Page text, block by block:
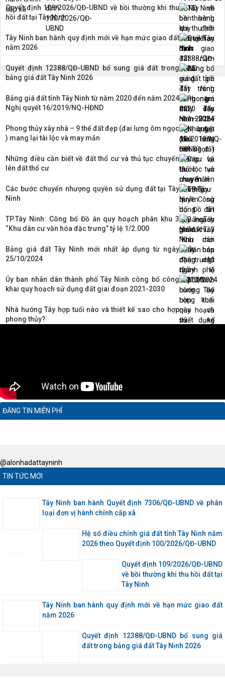
Quyết định 109/2026/QĐ-UBND về bồi thường khi thu
hồi đất tại Tây Ninh
Tây Ninh ban hành quy định mới về hạn mức giao đất
năm 2026
Quyết định 12388/QĐ-UBND bổ sung giá đất trong
bảng giá đất Tây Ninh 2026
Bảng giá đất tỉnh Tây Ninh từ năm 2020 đến năm 2024
Nghị quyết 16/2019/NQ-HĐND
Phong thủy xây nhà – 9 thế đất đẹp (đai lưng ôm ngọc
) mang lại tài lộc và may mắn
Những điều cần biết về đất thổ cư và thủ tục chuyển
lên đất thổ cư
Các bước chuyển nhượng quyền sử dụng đất tại Tây
Ninh
TP.Tây Ninh: Công bố Đồ án quy hoạch phân khu 3
“Khu dân cư văn hóa đặc trưng” tỷ lệ 1/2.000
Bảng giá đất Tây Ninh mới nhất áp dụng từ ngày
25/10/2024
Ủy ban nhân dân thành phố Tây Ninh công bố công
khai quy hoạch sử dụng đất giai đoạn 2021-2030
Nhà hướng Tây hợp tuổi nào và thiết kế sao cho hợp
phong thủy?
ĐĂNG TIN MIỄN PHÍ
@alonhadattayninh
TIN TỨC MỚI
Tây Ninh ban hành Quyết định 7306/QĐ-UBND về phân
loại đơn vị hành chính cấp xã
Hệ số điều chỉnh giá đất tỉnh Tây Ninh năm
2026 theo Quyết định 100/2026/QĐ-UBND
Quyết định 109/2026/QĐ-UBND
về bồi thường khi thu hồi đất tại
Tây Ninh
Tây Ninh ban hành quy định mới về hạn mức giao đất
năm 2026
Quyết định 12388/QĐ-UBND bổ sung giá
đất trong bảng giá đất Tây Ninh 2026